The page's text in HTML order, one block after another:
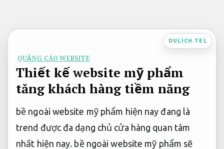
nội
dung
DULICH.TEL
QUẢNG CÁO WEBSITE
Thiết kế website mỹ phẩm
tăng khách hàng tiềm năng
bề ngoài website mỹ phẩm hiện nay đang là
trend được đa dạng chủ cửa hàng quan tâm
nhất hiện nay. bề ngoài website mỹ phẩm sẽ